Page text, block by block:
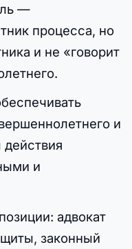
—
процесса, но
и не «говорит
и
действия
и
адвокат
законный